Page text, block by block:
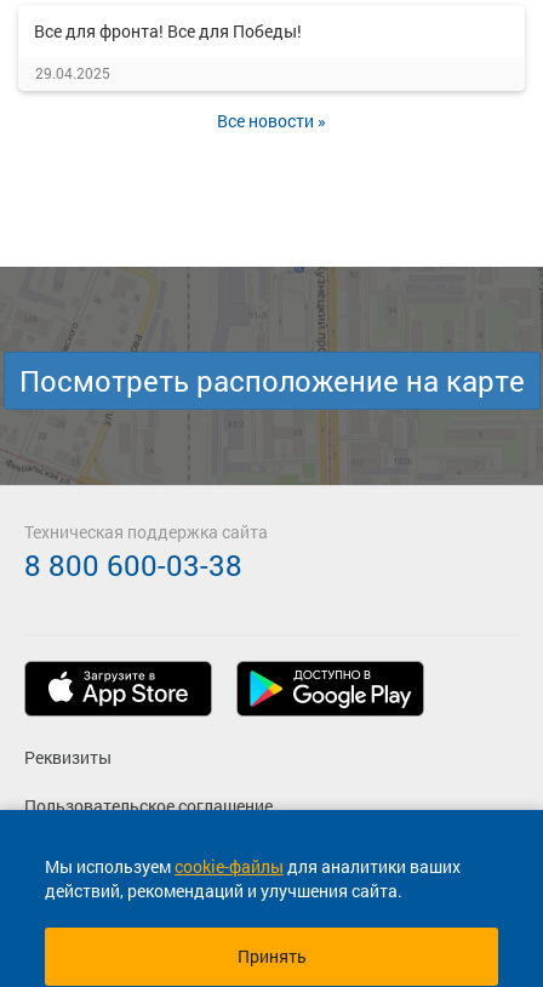
Все для фронта! Все для Победы!
29.04.2025
Все новости »
Мы используемcookie-файлы для аналитики ваших
действий, рекомендаций и улучшения сайта.
Принять
Посмотреть расположение на карте
Реквизиты
Пользовательское соглашение
Политика конфиденциальности
Согласие на маркетинговые сообщения
Техническая поддержка сайта
8 800 600-03-38
© 2013-2026, ООО "Капитал"- Онлайн сервис продажи